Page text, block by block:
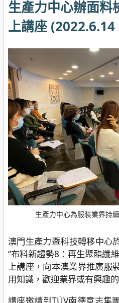
生產力中心辦面料
上講座 (2022.6.14
生產力中心為服裝業界持
澳門生產力暨科技轉移中心
“布料新趨勢8：再生聚酯纖
上講座，向本澳業界推廣服
用知識，歡迎業界或有興趣
講座邀請到TÜV南德意志集